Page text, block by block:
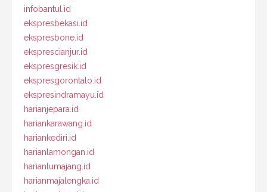
infobantul.id
ekspresbekasi.id
ekspresbone.id
eksprescianjur.id
ekspresgresik.id
ekspresgorontalo.id
ekspresindramayu.id
harianjepara.id
hariankarawang.id
hariankediri.id
harianlamongan.id
harianlumajang.id
harianmajalengka.id